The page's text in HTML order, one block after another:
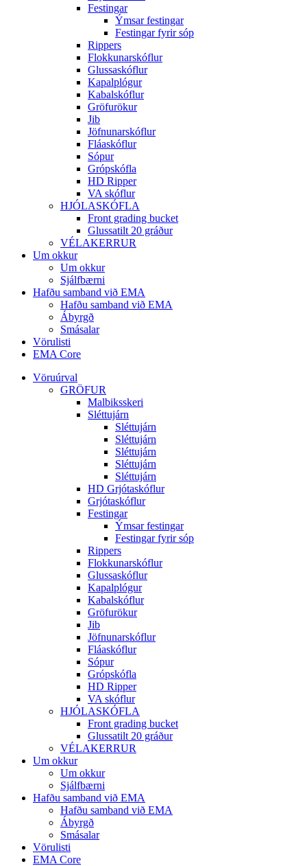
Festingar
Ýmsar festingar
Festingar fyrir sóp
Rippers
Flokkunarskóflur
Glussaskóflur
Kapalplógur
Kabalskóflur
Gröfurökur
Jib
Jöfnunarskóflur
Fláaskóflur
Sópur
Grópskófla
HD Ripper
VA skóflur
HJÓLASKÓFLA
Front grading bucket
Glussatilt 20 gráður
VÉLAKERRUR
Um okkur
Um okkur
Sjálfbærni
Hafðu samband við EMA
Hafðu samband við EMA
Ábyrgð
Smásalar
Vörulisti
EMA Core
Vöruúrval
GRÖFUR
Malbiksskeri
Sléttujárn
Sléttujárn
Sléttujárn
Sléttujárn
Sléttujárn
Sléttujárn
HD Grjótaskóflur
Grjótaskóflur
Festingar
Ýmsar festingar
Festingar fyrir sóp
Rippers
Flokkunarskóflur
Glussaskóflur
Kapalplógur
Kabalskóflur
Gröfurökur
Jib
Jöfnunarskóflur
Fláaskóflur
Sópur
Grópskófla
HD Ripper
VA skóflur
HJÓLASKÓFLA
Front grading bucket
Glussatilt 20 gráður
VÉLAKERRUR
Um okkur
Um okkur
Sjálfbærni
Hafðu samband við EMA
Hafðu samband við EMA
Ábyrgð
Smásalar
Vörulisti
EMA Core